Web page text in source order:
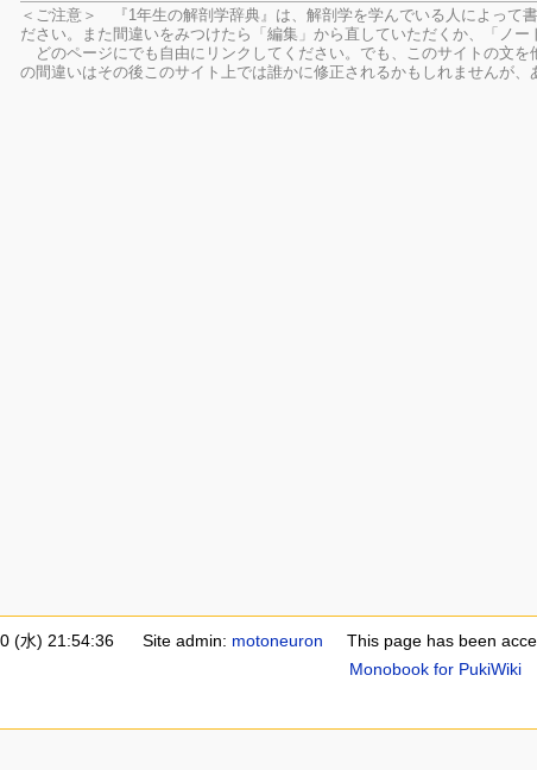
＜ご注意＞ 『1年生の解剖学辞典』は、解剖学を学んでいる人によって
ださい。
また間違いをみつけたら「編集」から直していただくか、「ノ
どのページにでも自由にリンクしてください。でも、このサイトの文
の間違いはその後このサイト上では誰かに修正されるかもしれませんが
(水) 21:54:36 Site admin: motoneuron This page has been
Monobook for PukiWiki